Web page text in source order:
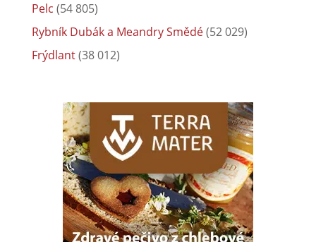
Pelc (54 805)
Rybník Dubák a Meandry Smědé(52 029)
Frýdlant(38 012)